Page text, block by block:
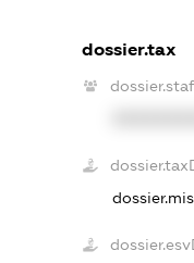
dossier.tax